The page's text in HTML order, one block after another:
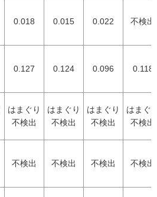
0.018 0.015 0.022 不検出
0.127 0.124 0.096 0.118
はまぐり
不検出
はまぐり
不検出
はまぐり
不検出
はまぐ
不検出
不検出 不検出 不検出 不検出